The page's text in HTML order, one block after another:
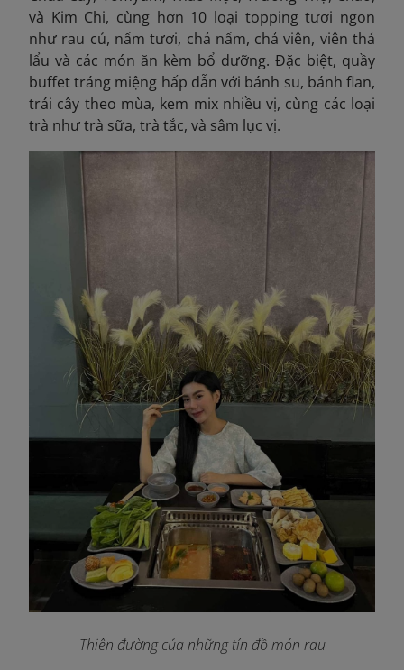
và Kim Chi, cùng hơn 10 loại topping tươi ngon
như rau củ, nấm tươi, chả nấm, chả viên, viên thả
lẩu và các món ăn kèm bổ dưỡng. Đặc biệt, quầy
buffet tráng miệng hấp dẫn với bánh su, bánh flan,
trái cây theo mùa, kem mix nhiều vị, cùng các loại
trà như trà sữa, trà tắc, và sâm lục vị.
Thiên đường của những tín đồ món rau